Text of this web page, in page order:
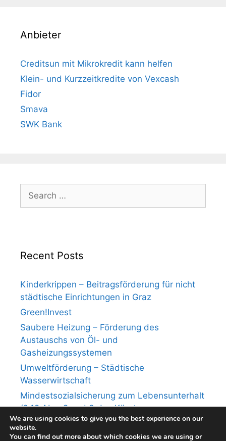
Anbieter
Creditsun mit Mikrokredit kann helfen
Klein- und Kurzzeitkredite von Vexcash
Fidor
Smava
SWK Bank
for:
Recent Posts
Kinderkrippen – Beitragsförderung für nicht
städtische Einrichtungen in Graz
Green!Invest
Saubere Heizung – Förderung des
Austauschs von Öl- und
Gasheizungssystemen
Umweltförderung – Städtische
Wasserwirtschaft
Mindestsozialsicherung zum Lebensunterhalt
(§ 12 Abs. 2 und 3 des Kärntner
Mindestsicherungsgesetzes)
We are using cookies to give you the best experience on our
website.
You can find out more about which cookies we are using or